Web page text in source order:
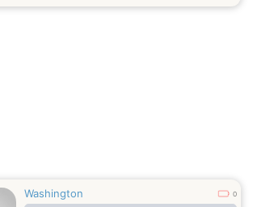
Washington 0